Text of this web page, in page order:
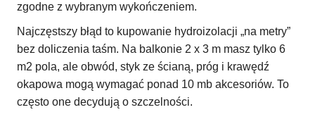
zgodne z wybranym wykończeniem.
Najczęstszy błąd to kupowanie hydroizolacji „na metry”
bez doliczenia taśm. Na balkonie 2 x 3 m masz tylko 6
m2 pola, ale obwód, styk ze ścianą, próg i krawędź
okapowa mogą wymagać ponad 10 mb akcesoriów. To
często one decydują o szczelności.